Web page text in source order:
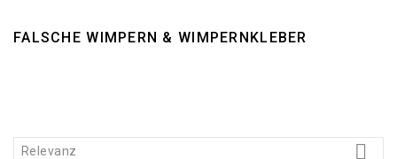
FALSCHE WIMPERN & WIMPERNKLEBER
Relevanz 